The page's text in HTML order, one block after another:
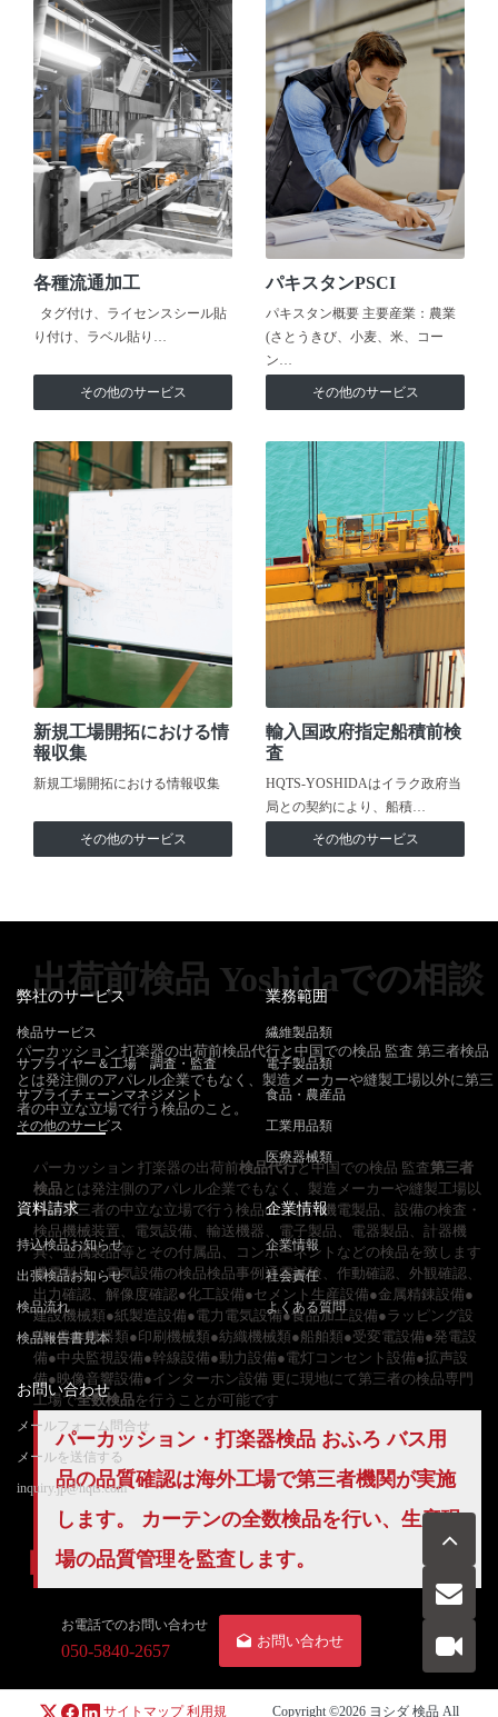
各種流通加工
タグ付け、ライセンスシール貼
り付け、ラベル貼り…
その他のサービス
パキスタンPSCI
パキスタン概要 主要産業：農業
(さとうきび、小麦、米、コー
ン…
その他のサービス
新規工場開拓における情
報収集
新規工場開拓における情報収集
その他のサービス
輸入国政府指定船積前検
査
HQTS-YOSHIDAはイラク政府当
局との契約により、船積…
その他のサービス
出荷前検品 Yoshidaでの相談
パーカッション 打楽器の出荷前検品代行と中国での検品 監査 第三者検品
とは発注側のアパレル企業でもなく、製造メーカーや縫製工場以外に第三
者の中立な立場で行う検品のこと。
パーカッション 打楽器の出荷前検品代行と中国での検品 監査第三者
検品とは発注側のアパレル企業でもなく、製造メーカーや縫製工場以
外に第三者の中立な立場で行う検品のこと。機電製品、設備の検査・
検品機械装置、電気設備、輸送機器、電子製品、電器製品、計器機
具、金属製品等とその付属品、コンポーネントなどの検品を致します
機電製品、電気設備の検品検品事例通電試験、作動確認、外観確認、
出力確認、解像度確認●化工設備●セメント生産設備●金属精錬設備●
建設機械類●紙製造設備●電力電気設備●食品加工設備●ラッピング設
備●農作機器類●印刷機械類●紡織機械類●船舶類●受変電設備●発電設
備●中央監視設備●幹線設備●動力設備●電灯コンセント設備●拡声設
備●映像音響設備●インターホン設備 更に現地にて第三者の検品専門
工場で全数検品を行うことが可能です
パーカッション・打楽器検品 おふろ バス用
品の品質確認は海外工場で第三者機関が実施
します。 カーテンの全数検品を行い、生産現
場の品質管理を監査します。
弊社のサービス
検品サービス
サプライヤー＆工場 調査・監査
サプライチェーンマネジメント
その他のサービス
業務範囲
繊維製品類
電子製品類
食品・農産品
工業用品類
医療器械類
資料請求
持込検品お知らせ
出張検品お知らせ
検品流れ
検品報告書見本
企業情報
企業情報
社会責任
よくある質問
お問い合わせ
メールフォーム問合せ
メールを送信する
inquiry.jp@hqts.com
お電話でのお問い合わせ
050-5840-2657
お問い合わせ
サイトマップ 利用規 Copyright ©2026 ヨシダ 検品 All